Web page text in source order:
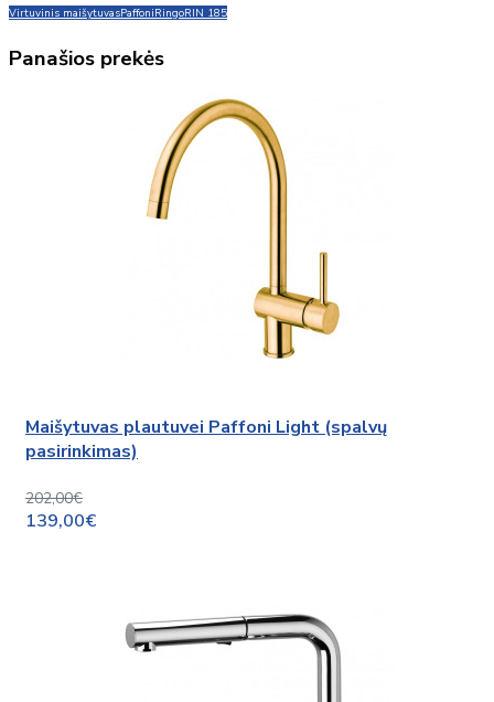
Virtuvinis maišytuvasPaffoniRingoRIN 185
Panašios prekės
Maišytuvas plautuvei Paffoni Light (spalvų
pasirinkimas)
202,00€
139,00€